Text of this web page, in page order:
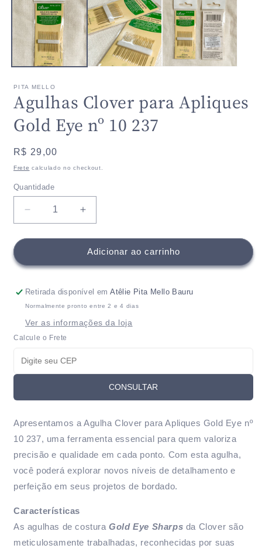
na
janela
modal
PITA MELLO
Agulhas Clover para Apliques
Gold Eye nº 10 237
Preço
normal
R$ 29,00
Frete calculado no checkout.
Quantidade
Quantidade
Diminuir
a
quantidade
Agulhas
para
Eye
nº
237
Aumentar
a
quantidade
de
Agulhas
para
Eye
Adicionar ao carrinho
Retirada disponível emAtêlie Pita Mello Bauru
Normalmente pronto entre 2 e 4 dias
Ver as informações da loja
Calcule o Frete
CONSULTAR
Apresentamos a Agulha Clover para Apliques Gold Eye nº
10 237, uma ferramenta essencial para quem valoriza
precisão e qualidade em cada ponto. Com esta agulha,
você poderá explorar novos níveis de detalhamento e
perfeição em seus projetos de bordado.
Características
As agulhas de costuraGold Eye Sharps da Clover são
meticulosamente trabalhadas, reconhecidas por suas